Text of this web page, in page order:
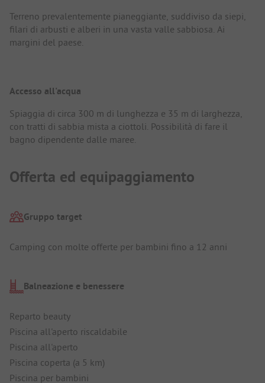
Terreno prevalentemente pianeggiante, suddiviso da siepi,
filari di arbusti e alberi in una vasta valle sabbiosa. Ai
margini del paese.
Accesso all'acqua
Spiaggia di circa 300 m di lunghezza e 35 m di larghezza,
con tratti di sabbia mista a ciottoli. Possibilità di fare il
bagno dipendente dalle maree.
Offerta ed equipaggiamento
Gruppo target
Camping con molte offerte per bambini fino a 12 anni
Balneazione e benessere
Reparto beauty
Piscina all'aperto riscaldabile
Piscina all'aperto
Piscina coperta (a 5 km)
Piscina per bambini